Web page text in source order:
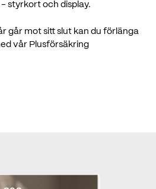
styrkort och display.
går mot sitt slut kan du förlänga
vår Plusförsäkring